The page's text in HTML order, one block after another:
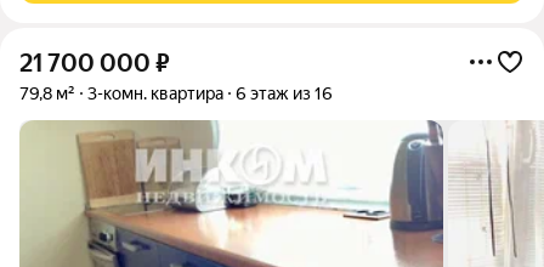
21 700 000 ₽
79,8 м² 3-комн. квартира 6 этаж из 16